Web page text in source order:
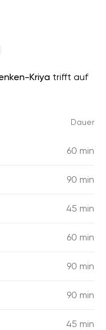
Kriya trifft auf
Dauer
60 min
90 min
45 min
60 min
90 min
90 min
45 min